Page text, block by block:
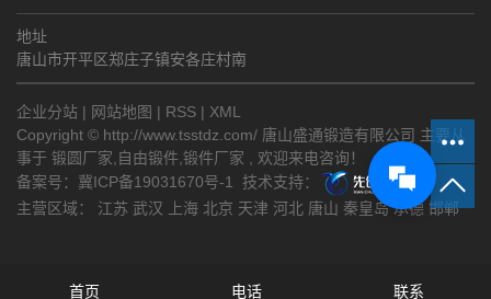
地址
唐山市开平区郑庄子镇安各庄村南
企业分站 | 网站地图 | RSS | XML
Copyright © http://www.tsstdz.com/ 唐山盛通锻造有限公司 主要从
事于 锻圆厂家 自由锻件 锻件厂家 , 欢迎来电咨询！
备案号： 冀ICP备19031670号-1 技术支持：
主营区域： 江苏 武汉 上海 北京 天津 河北 唐山 秦皇岛 承德 邯郸
首页 电话 联系